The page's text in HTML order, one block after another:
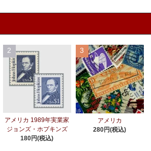
2
アメリカ 1989年実業家
ジョンズ・ホプキンズ
180円(税込)
3
アメリカ
280円(税込)